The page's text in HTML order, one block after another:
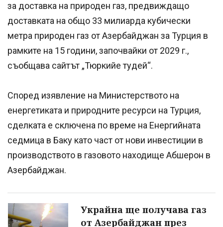
за доставка на природен газ, предвиждащо
доставката на общо 33 милиарда кубически
метра природен газ от Азербайджан за Турция в
рамките на 15 години, започвайки от 2029 г.,
съобщава сайтът „Тюркийе тудей“.
Според изявление на Министерството на
енергетиката и природните ресурси на Турция,
сделката е сключена по време на Енергийната
седмица в Баку като част от нови инвестиции в
производството в газовото находище Абшерон в
Азербайджан.
Украйна ще получава газ
от Азербайджан през